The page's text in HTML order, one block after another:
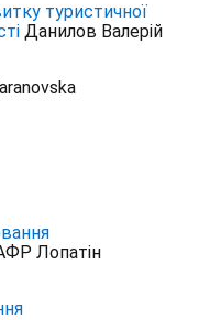
туристичної
Данилов Валерій
Лопатін